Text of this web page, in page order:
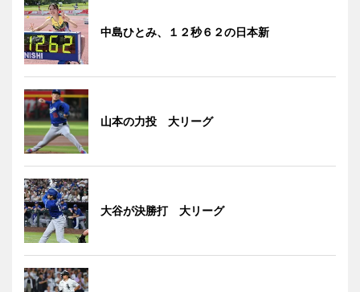
中島ひとみ、１２秒６２の日本新
山本の力投 大リーグ
大谷が決勝打 大リーグ